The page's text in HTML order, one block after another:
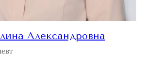
Александровна